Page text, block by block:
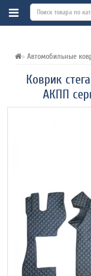
Автомобильные
Коврик
АКПП
ВСЕ О ТОВАРЕ